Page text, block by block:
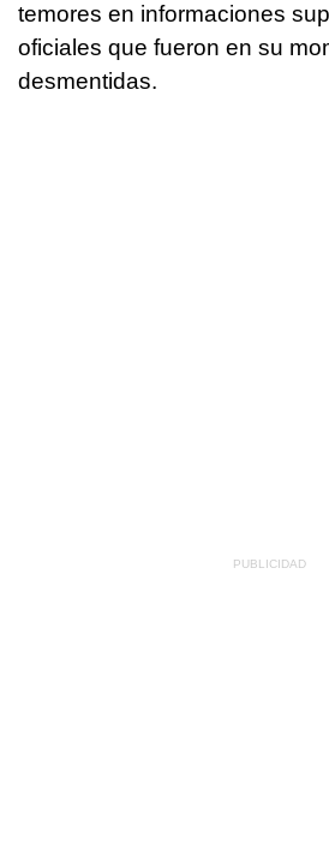
temores en informaciones
oficiales que fueron en su
desmentidas.